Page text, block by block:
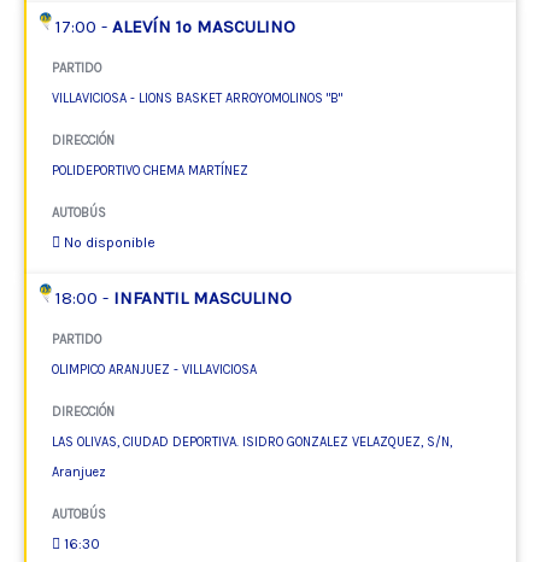
17:00 - ALEVÍN 1º MASCULINO
PARTIDO
VILLAVICIOSA - LIONS BASKET ARROYOMOLINOS "B"
DIRECCIÓN
POLIDEPORTIVO CHEMA MARTÍNEZ
AUTOBÚS
No disponible
18:00 - INFANTIL MASCULINO
PARTIDO
OLIMPICO ARANJUEZ - VILLAVICIOSA
DIRECCIÓN
LAS OLIVAS, CIUDAD DEPORTIVA. ISIDRO GONZALEZ VELAZQUEZ, S/N,
Aranjuez
AUTOBÚS
16:30